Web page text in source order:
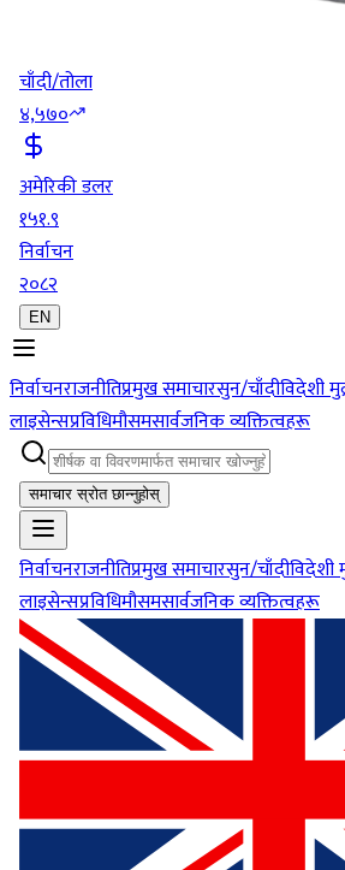
चाँदी/तोला
४,५७०
अमेरिकी डलर
१५१.९
निर्वाचन
२०८२
EN
निर्वाचनराजनीतिप्रमुख समाचारसुन/चाँदीविदेशी
लाइसेन्सप्रविधिमौसमसार्वजनिक व्यक्तित्वहरू
समाचार स्रोत छान्नुहोस्
निर्वाचनराजनीतिप्रमुख समाचारसुन/चाँदीविदेशी
लाइसेन्सप्रविधिमौसमसार्वजनिक व्यक्तित्वहरू